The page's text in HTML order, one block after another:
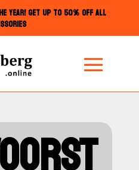
YEAR! GET UP TO 50% OFF ALL